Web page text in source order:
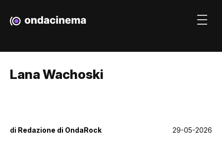
Lana Wachoski
di Redazione di OndaRock 29-05-2026